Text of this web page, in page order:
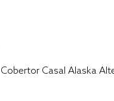
Cobertor Casal Alaska